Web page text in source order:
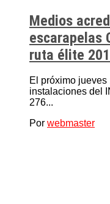
Medios
escarapelas
ruta élite
El próximo
instalaciones del
276...
Por webmaster